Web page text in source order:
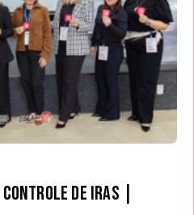
Controle de IRAS |